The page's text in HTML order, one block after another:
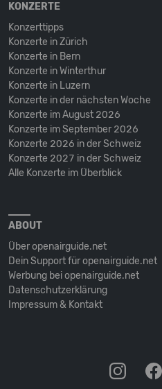
KONZERTE
Konzerttipps
Konzerte in Zürich
Konzerte in Bern
Konzerte in Winterthur
Konzerte in Luzern
Konzerte in der nächsten Woche
Konzerte im August 2026
Konzerte im September 2026
Konzerte 2026 in der Schweiz
Konzerte 2027 in der Schweiz
Alle Konzerte im Überblick
ABOUT
Über openairguide.net
Dein Support für openairguide.net
Werbung bei openairguide.net
Datenschutz­erklärung
Impressum & Kontakt